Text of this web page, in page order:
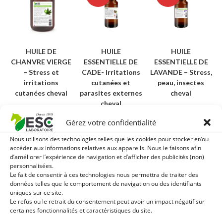
Gérez votre confidentialité
Nous utilisons des technologies telles que les cookies pour stocker et/ou
accéder aux informations relatives aux appareils. Nous le faisons afin
d’améliorer l’expérience de navigation et d’afficher des publicités (non)
personnalisées.
Le fait de consentir à ces technologies nous permettra de traiter des
données telles que le comportement de navigation ou des identifiants
uniques sur ce site.
Le refus ou le retrait du consentement peut avoir un impact négatif sur
certaines fonctionnalités et caractéristiques du site.
HUILE DE
CHANVRE VIERGE
– Stress et
irritations
cutanées cheval
20,30€ TTC
Ajouter au
panier
HUILE
ESSENTIELLE DE
CADE- Irritations
cutanées et
parasites externes
cheval
6,10€ 5,48€ TTC
Ajouter au
panier
HUILE
ESSENTIELLE DE
LAVANDE – Stress,
peau, insectes
cheval
panier